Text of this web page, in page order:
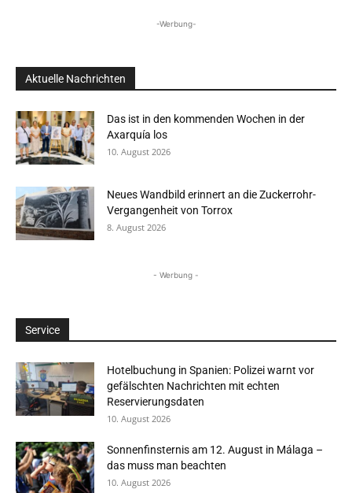
-Werbung-
Aktuelle Nachrichten
Das ist in den kommenden Wochen in der
Axarquía los
10. August 2026
Neues Wandbild erinnert an die Zuckerrohr-
Vergangenheit von Torrox
8. August 2026
- Werbung -
Service
Hotelbuchung in Spanien: Polizei warnt vor
gefälschten Nachrichten mit echten
Reservierungsdaten
10. August 2026
Sonnenfinsternis am 12. August in Málaga –
das muss man beachten
10. August 2026